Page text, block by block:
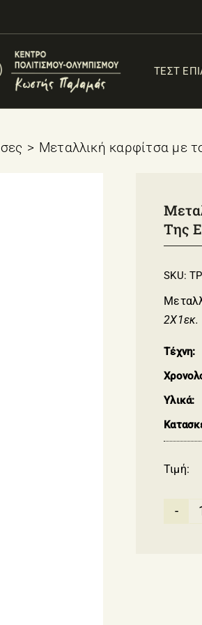
ΤΕΣΤ
Μεταλλική καρφίτσα με
Της
SKU:
2Χ1εκ.
Τέχνη:
Υλικά:
Τιμή: